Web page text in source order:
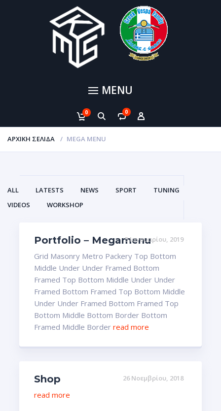
MENU
0 0
ΑΡΧΙΚΉ ΣΕΛΊΔΑ MEGA MENU
ALL LATESTS NEWS SPORT
TUNING
VIDEOS
WORKSHOP
5 Ιανουαρίου, 2019
Portfolio – Megamenu
Grid Masonry Metro Packery Top Bottom
Middle Under Under Framed Bottom
Framed Top Bottom Middle Under Under
Framed Bottom Framed Top Bottom Middle
Under Under Framed Bottom Framed Top
Bottom Middle Bottom Border Bottom
Framed Middle Border read more
26 Νοεμβρίου, 2018
Shop
read more